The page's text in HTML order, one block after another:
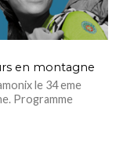
en montagne
le 34 eme
Programme